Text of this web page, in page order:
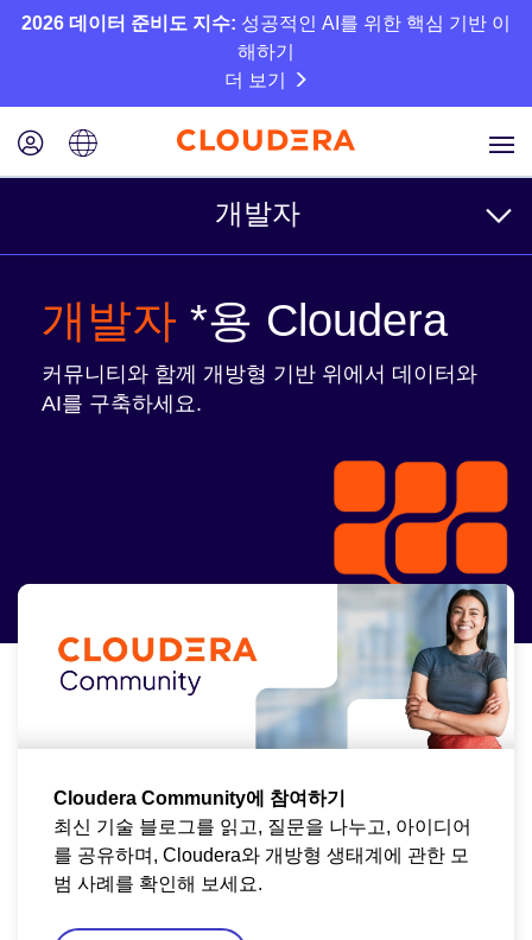
2026 데이터 준비도 지수: 성공적인 AI를 위한 핵심 기반 이
해하기
더 보기
개발자
커뮤니티
자원
실습 랩
개발자 *용 Cloudera
커뮤니티와 함께 개방형 기반 위에서 데이터와
AI를 구축하세요.
Cloudera Community에 참여하기
최신 기술 블로그를 읽고, 질문을 나누고, 아이디어
를 공유하며, Cloudera와 개방형 생태계에 관한 모
범 사례를 확인해 보세요.